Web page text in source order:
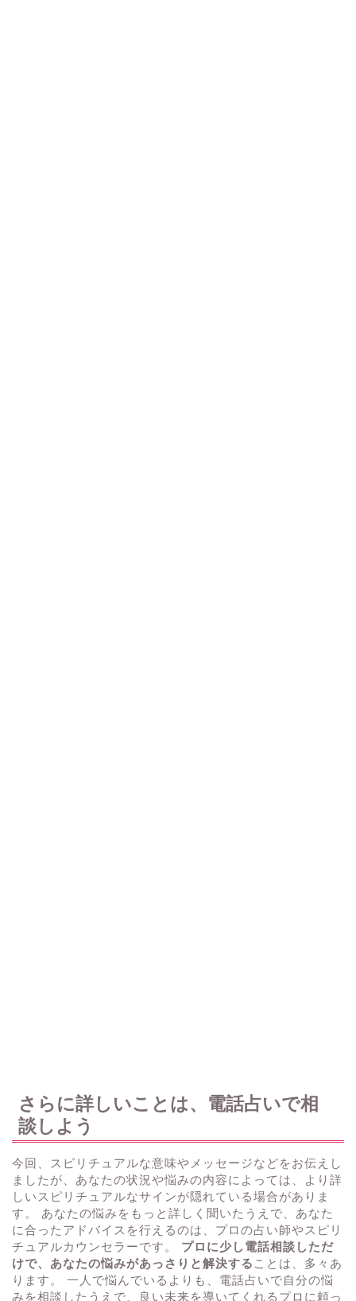
さらに詳しいことは、電話占いで相
談しよう
今回、スピリチュアルな意味やメッセージなどをお伝えし
ましたが、あなたの状況や悩みの内容によっては、より詳
しいスピリチュアルなサインが隠れている場合がありま
す。 あなたの悩みをもっと詳しく聞いたうえで、あなた
に合ったアドバイスを行えるのは、プロの占い師やスピリ
チュアルカウンセラーです。 プロに少し電話相談しただ
けで、あなたの悩みがあっさりと解決する ことは、多々あ
ります。 一人で悩んでいるよりも、電話占いで自分の悩
みを相談したうえで、良い未来を導いてくれるプロに頼っ